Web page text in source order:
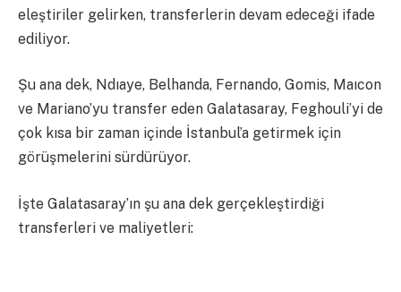
eleştiriler gelirken, transferlerin devam edeceği ifade
ediliyor.
Şu ana dek, Ndıaye, Belhanda, Fernando, Gomis, Maıcon
ve Mariano’yu transfer eden Galatasaray, Feghouli’yi de
çok kısa bir zaman içinde İstanbul’a getirmek için
görüşmelerini sürdürüyor.
İşte Galatasaray’ın şu ana dek gerçekleştirdiği
transferleri ve maliyetleri: